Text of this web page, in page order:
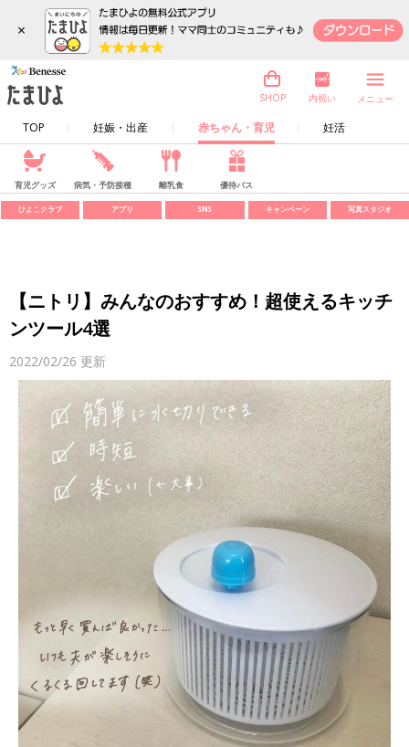
×
TOP 妊娠・出産 赤ちゃん・育児 妊活
SHOP 内祝い メニュー
育児グッズ 病気・予防接種 離乳食 優待パス
ひよこクラブ アプリ SNS キャンペーン 写真スタジオ
【ニトリ】みんなのおすすめ！超使えるキッチ
ンツール4選
2022/02/26 更新